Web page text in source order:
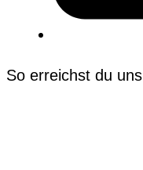
So erreichst du uns